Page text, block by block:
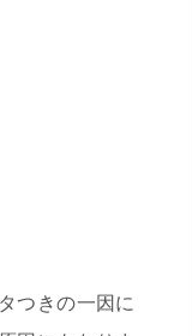
つきの一因に